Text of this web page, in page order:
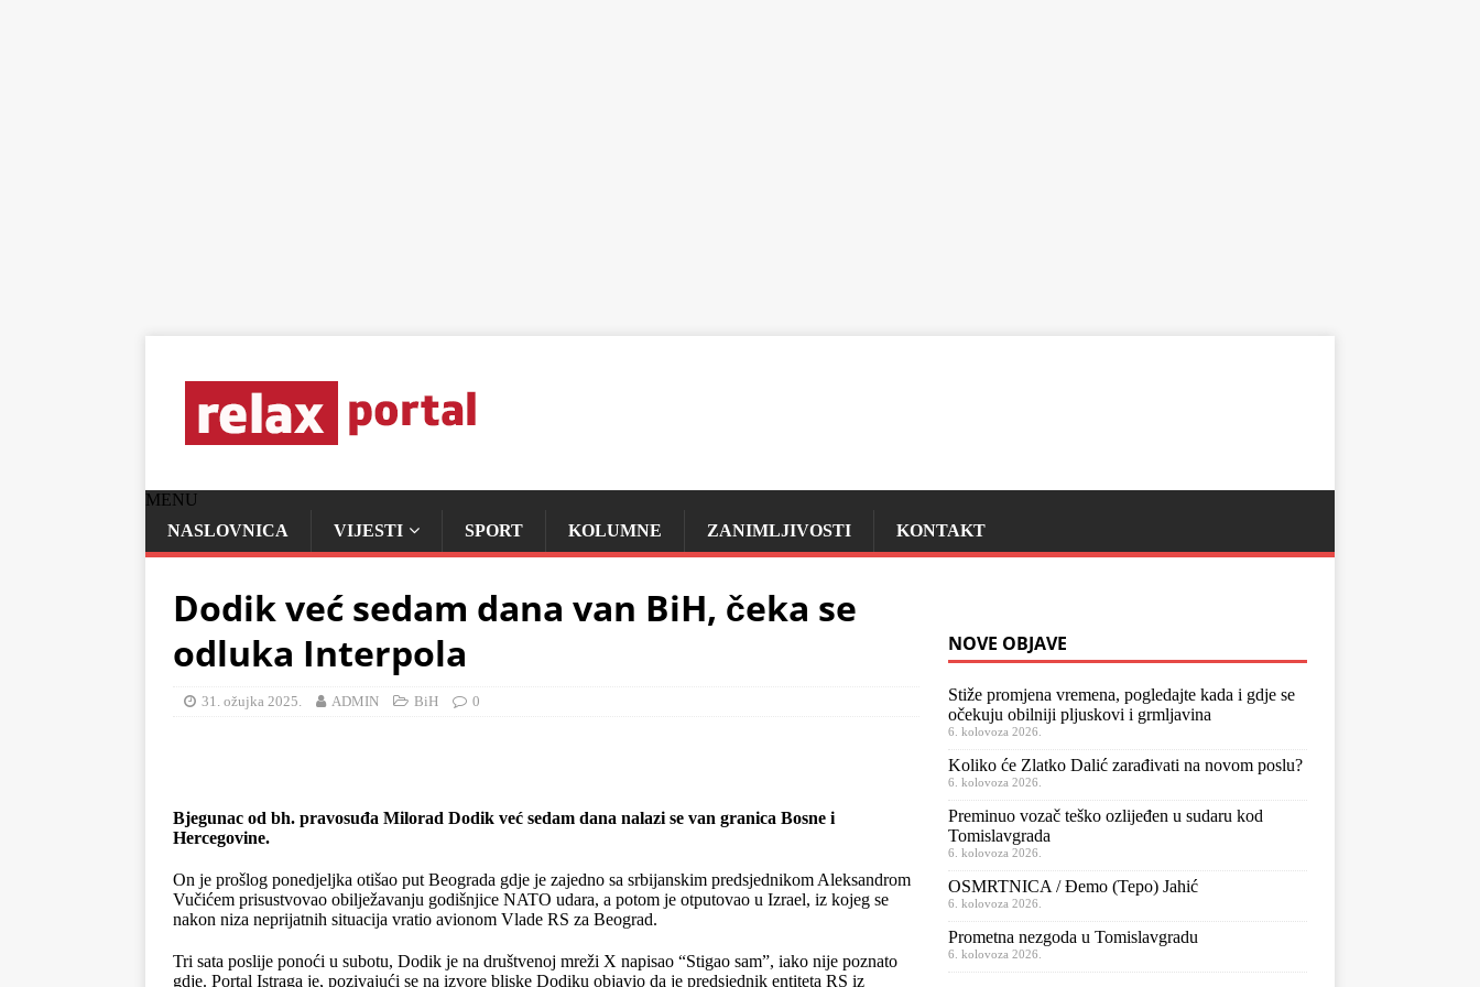
MENU
NASLOVNICA
VIJESTI SPORT KOLUMNE ZANIMLJIVOSTI KONTAKT
Dodik već sedam dana van BiH, čeka se
odluka Interpola
31. ožujka 2025. ADMIN BiH 0
Bjegunac od bh. pravosuđa Milorad Dodik već sedam dana nalazi se van granica Bosne i
Hercegovine.
On je prošlog ponedjeljka otišao put Beograda gdje je zajedno sa srbijanskim predsjednikom Aleksandrom
Vučićem prisustvovao obilježavanju godišnjice NATO udara, a potom je otputovao u Izrael, iz kojeg se
nakon niza neprijatnih situacija vratio avionom Vlade RS za Beograd.
Tri sata poslije ponoći u subotu, Dodik je na društvenoj mreži X napisao “Stigao sam”, iako nije poznato
gdje. Portal Istraga je, pozivajući se na izvore bliske Dodiku objavio da je predsjednik entiteta RS iz
NOVE OBJAVE
Stiže promjena vremena, pogledajte kada i gdje se
očekuju obilniji pljuskovi i grmljavina
6. kolovoza 2026.
Koliko će Zlatko Dalić zarađivati na novom poslu?
6. kolovoza 2026.
Preminuo vozač teško ozlijeđen u sudaru kod
Tomislavgrada
6. kolovoza 2026.
OSMRTNICA / Đemo (Tepo) Jahić
6. kolovoza 2026.
Prometna nezgoda u Tomislavgradu
6. kolovoza 2026.